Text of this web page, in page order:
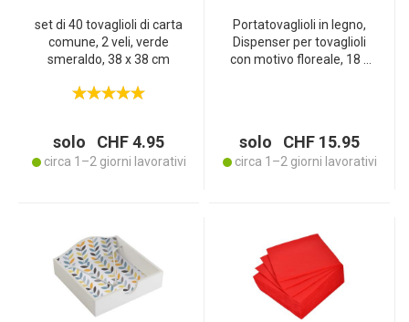
set di 40 tovaglioli di carta
comune, 2 veli, verde
smeraldo, 38 x 38 cm
solo CHF 4.95
circa 1–2 giorni lavorativi
Portatovaglioli in legno,
Dispenser per tovaglioli
con motivo floreale, 18 x
solo CHF 15.95
circa 1–2 giorni lavorativi